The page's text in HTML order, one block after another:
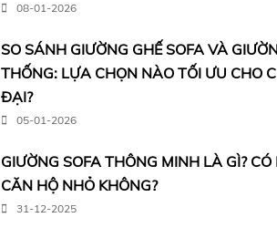
08-01-2026
SO SÁNH GIƯỜNG GHẾ SOFA VÀ
THỐNG: LỰA CHỌN NÀO TỐI ƯU CHO
ĐẠI?
05-01-2026
GIƯỜNG SOFA THÔNG MINH LÀ GÌ?
CĂN HỘ NHỎ KHÔNG?
31-12-2025